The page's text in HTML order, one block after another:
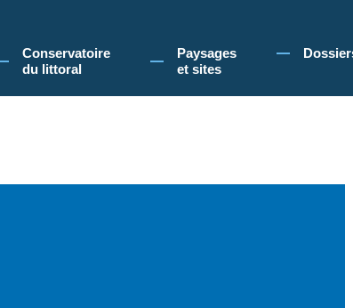
du littoral, vous acceptez l'utilisation de cookies pour vous
Conservatoire
du littoral
Paysages
et sites